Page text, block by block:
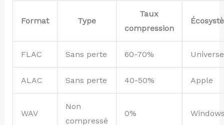
Format Type
Taux
compression
FLAC Sans perte 60-70%
ALAC Sans perte 40-50% Apple
WAV
Non
compressé
0%